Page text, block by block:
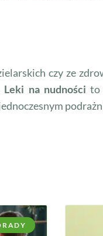
czy ze
Leki na nudności to